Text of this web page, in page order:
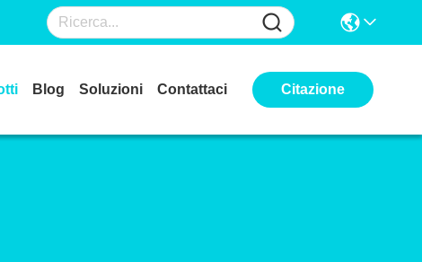
Blog Soluzioni Contattaci Citazione